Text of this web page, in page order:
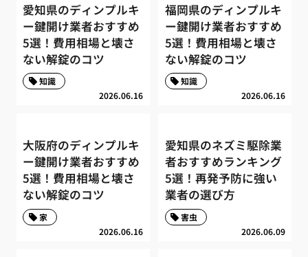
愛知県のディンプルキ
ー鍵開け業者おすすめ
5選！費用相場と壊さ
ない解錠のコツ
2026.06.16
知識
福岡県のディンプルキ
ー鍵開け業者おすすめ
5選！費用相場と壊さ
ない解錠のコツ
2026.06.16
知識
大阪府のディンプルキ
ー鍵開け業者おすすめ
5選！費用相場と壊さ
ない解錠のコツ
2026.06.16
家
愛知県のネズミ駆除業
者おすすめランキング
5選！再発予防に強い
業者の選び方
2026.06.09
害虫